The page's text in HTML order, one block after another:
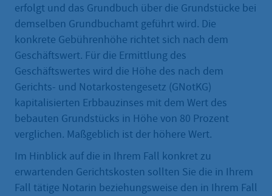
erfolgt und das Grundbuch über die Grundstücke bei
demselben Grundbuchamt geführt wird. Die
konkrete Gebührenhöhe richtet sich nach dem
Geschäftswert. Für die Ermittlung des
Geschäftswertes wird die Höhe des nach dem
Gerichts- und Notarkostengesetz (GNotKG)
kapitalisierten Erbbauzinses mit dem Wert des
bebauten Grundstücks in Höhe von 80 Prozent
verglichen. Maßgeblich ist der höhere Wert.
Im Hinblick auf die in Ihrem Fall konkret zu
erwartenden Gerichtskosten sollten Sie die in Ihrem
Fall tätige Notarin beziehungsweise den in Ihrem Fall